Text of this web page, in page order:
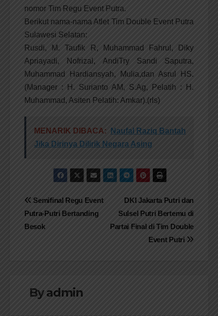
nomor Tim Regu Event Putra.
Berikut nama-nama Atlet Tim Double Event Putra
Sulawesi Selatan:
Rusdi, M. Taufik R, Muhammad Fahrul, Diky
Apriayadi, Nofrizal, AndiTry Sandi Saputra,
Muhammad Hardiansyah, Mulia,dan Asrul HS.
(Manager : H. Surianto AM, S.Ag, Pelatih : H.
Muhammad, Asiten Pelatih: Amkar).(rls)
MENARIK DIBACA:
Naufal Raziq Bantah
Jika Dirinya Dilirik Negara Asing
Navigasi
pos
DKI Jakarta Putri dan
Sulsel Putri Bertemu di
Partai Final di Tim Double
Event Putri
Semifinal Regu Event
Putra-Putri Bertanding
Besok
Byadmin